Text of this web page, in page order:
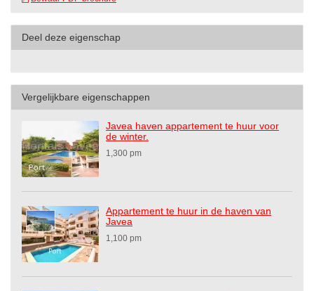
Deel deze eigenschap
Vergelijkbare eigenschappen
Javea haven appartement te huur voor
de winter.
1,300 pm
Appartement te huur in de haven van
Javea
1,100 pm